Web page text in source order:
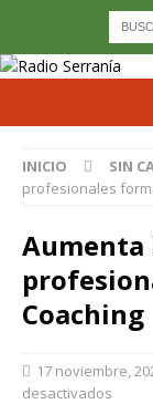
INICIO SIN
profesionales
Aumenta
Coaching
17 noviembre,
desactivados